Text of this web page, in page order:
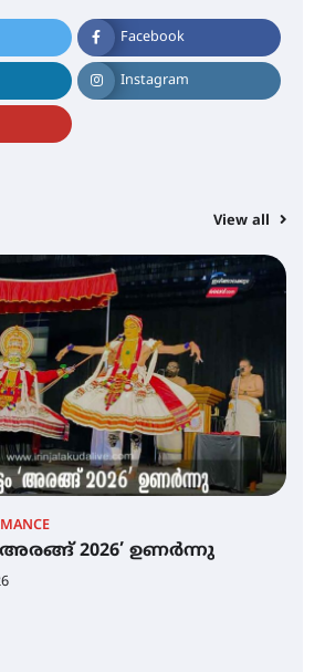
Facebook
Instagram
View all
2026’ ഉണർന്നു
കേന്ദ്ര-കേരള
സർക്കാരുകൾ അടിയന്തരമായി
ഐ.ടി.യു. ബാങ്ക്
നിക്ഷേപക സംരക്ഷണ സമിതി
ശക്തമായ കാറ്റിന് സാധ്യത –
ജില്ലയിൽ എല്ലാ വിദ്യാഭ്യാസ
ശനിയാഴ്ച
യൂണിവേഴ്‌സിറ്റിയിൽ നിന്ന്
സാഹിത്യത്തിൽ
നേടിയ എൻ. ആര്യ
ചിത്രം ” ദി വോയിസ്
സൊസൈറ്റി ആഗസ്റ്റ് 7
സ്‌ക്രീൻ ചെയ്യുന്നു